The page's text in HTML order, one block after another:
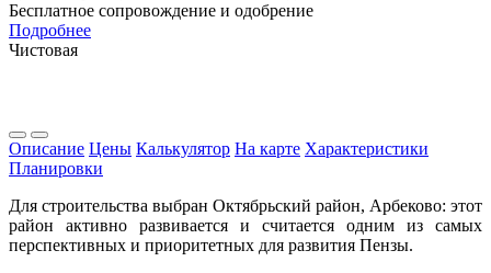
Бесплатное сопровождение и одобрение
Подробнее
Чистовая
Описание Цены Калькулятор На карте Характеристики
Планировки
Для строительства выбран Октябрьский район, Арбеково: этот
район активно развивается и считается одним из самых
перспективных и приоритетных для развития Пензы.